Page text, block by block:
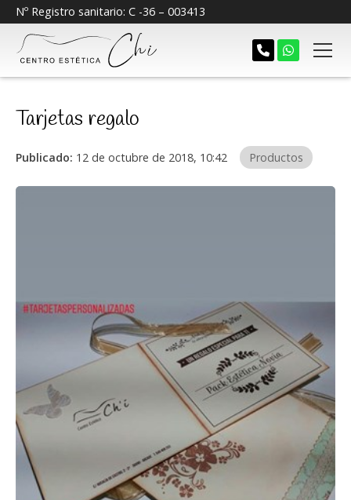
Nº Registro sanitario: C -36 – 003413
Tarjetas regalo
Publicado: 12 de octubre de 2018, 10:42 Productos